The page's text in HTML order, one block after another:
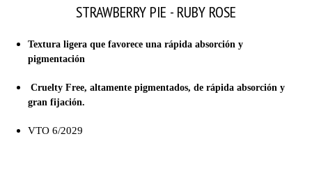
STRAWBERRY PIE - RUBY ROSE
Textura ligera que favorece una rápida absorción y
pigmentación
Cruelty Free, altamente pigmentados, de rápida absorción y
gran fijación.
VTO 6/2029